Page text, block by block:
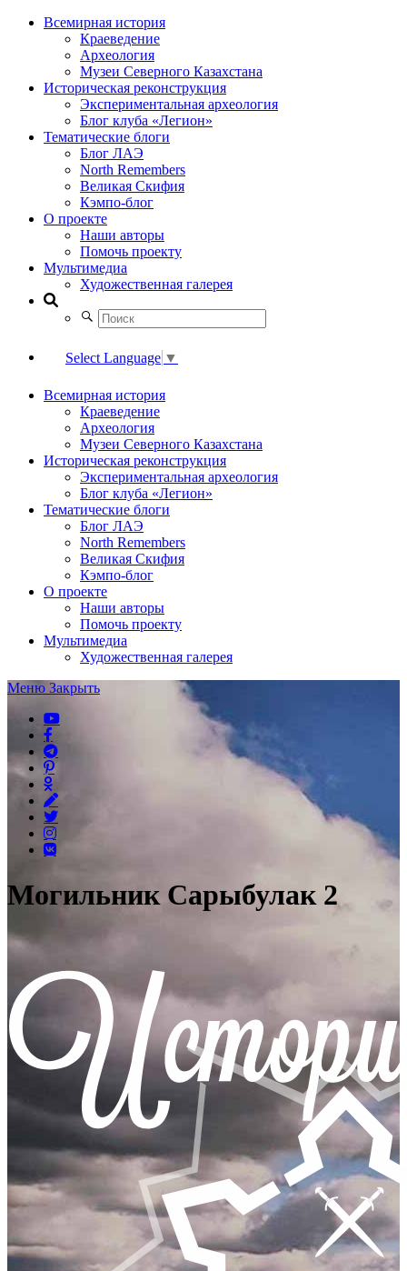
Всемирная история
Краеведение
Археология
Музеи Северного Казахстана
Историческая реконструкция
Экспериментальная археология
Блог клуба «Легион»
Тематические блоги
Блог ЛАЭ
North Remembers
Великая Скифия
Кэмпо-блог
О проекте
Наши авторы
Помочь проекту
Мультимедиа
Художественная галерея
Select Language ▼
Всемирная история
Краеведение
Археология
Музеи Северного Казахстана
Историческая реконструкция
Экспериментальная археология
Блог клуба «Легион»
Тематические блоги
Блог ЛАЭ
North Remembers
Великая Скифия
Кэмпо-блог
О проекте
Наши авторы
Помочь проекту
Мультимедиа
Художественная галерея
Меню Закрыть
Могильник Сарыбулак 2